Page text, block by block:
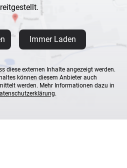
Immer Laden
diese externen Inhalte angezeigt werden.
können diesem Anbieter auch
werden. Mehr Informationen dazu in
.